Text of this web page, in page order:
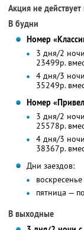
Акция не
В будни
Номер
3 дня/2
23499р.
4 дня/3
35249р.
Номер
3 дня/2
25578р.
4 дня/3
38367р.
Дни заездов:
пятница —
В выходные